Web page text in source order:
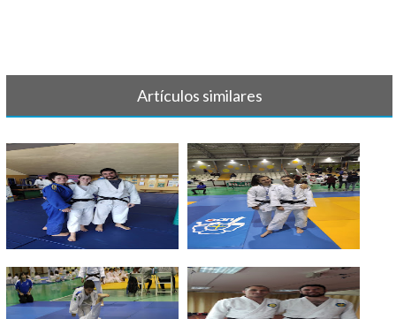
Artículos similares
JUDO - Entrenamiento Selección
Astu[...]
JUDO - Cto. de Asturias Senior